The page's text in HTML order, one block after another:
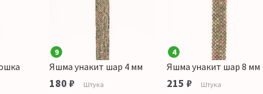
9
Яшма унакит шар 4 мм
180 ₽ Штука
4
Яшма унакит шар 8 мм
215 ₽ Штука